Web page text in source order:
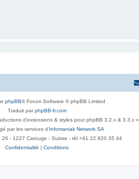
phpBB® Forum Software © phpBB Limited
Traduit parphpBB-fr.com
d'extensions & styles pour phpBB 3.2.x & 3.3.x »
par les services d’Infomaniak Network SA
26 - 1227 Carouge - Suisse - tél +41 22 820 35 44
Confidentialité | Conditions